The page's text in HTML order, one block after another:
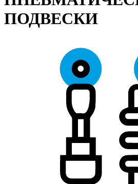
ПОДВЕСКИ